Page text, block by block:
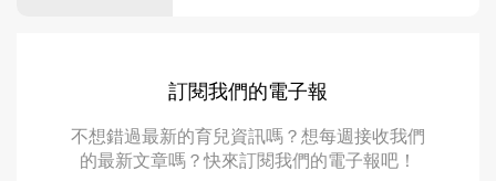
訂閱我們的電子報
不想錯過最新的育兒資訊嗎？想每週接收我們
的最新文章嗎？快來訂閱我們的電子報吧！